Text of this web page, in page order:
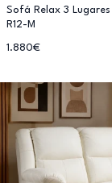
Sofá Relax 3 Lugares
R12-M
1.880€